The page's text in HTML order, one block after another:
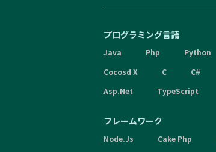
プログラミング言語
Java Php Python
Cocosd X
C C#
Asp.Net
TypeScript
フレームワーク
Node.Js Cake Php